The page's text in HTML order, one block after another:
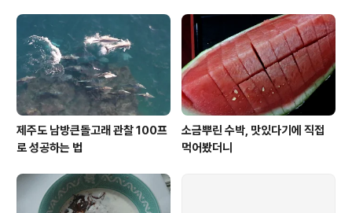
제주도 남방큰돌고래 관찰 100프
로 성공하는 법
소금뿌린 수박, 맛있다기에 직접
먹어봤더니